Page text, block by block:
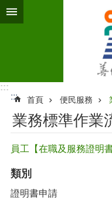
跳到主要內容區塊
:::
:::
首頁 便民服務
業務標準作業
員工【在職及服務證明
類別
證明書申請